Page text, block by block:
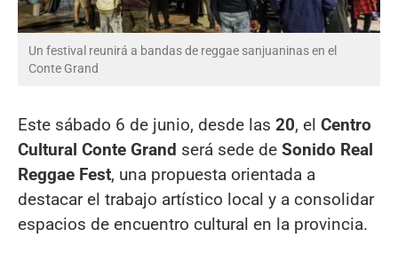
Un festival reunirá a bandas de reggae sanjuaninas en el
Conte Grand
Este sábado 6 de junio, desde las 20, el Centro
Cultural Conte Grand será sede de Sonido Real
Reggae Fest, una propuesta orientada a
destacar el trabajo artístico local y a consolidar
espacios de encuentro cultural en la provincia.